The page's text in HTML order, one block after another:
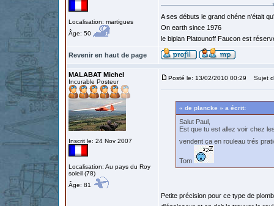
Localisation: martigues
Âge: 50
A ses débuts le grand chéne n'était
On earth since 1976
le biplan Platounoff Faucon est
Revenir en haut de page
MALABAT Michel
Incurable Posteur
Inscrit le: 24 Nov 2007
Localisation: Au pays du Roy
soleil (78)
Âge: 81
Posté le: 13/02/2010 00:29 Sujet
« de plancke » a écrit:
Salut Paul,
Est que tu est allez voir chez
vendent ça en rouleau trés
Tom
Petite précision pour ce type de